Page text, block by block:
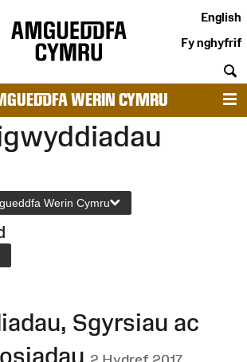
English
Fy nghyfrif
WERIN CYMRU
Werin Cymru
Sgyrsiau ac